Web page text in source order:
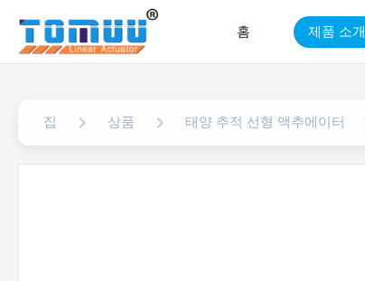
홈 제품 소개
집 상품 태양 추적 선형 액추에이터